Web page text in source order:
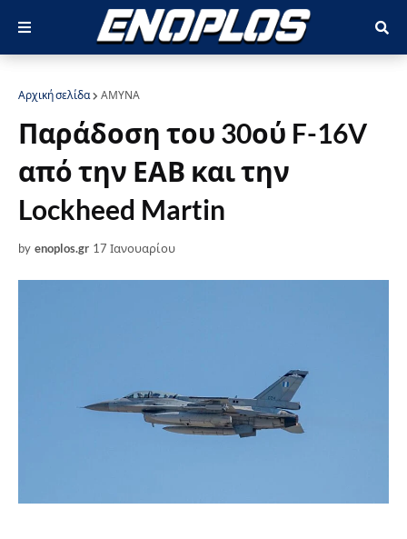
Αρχική σελίδα ΑΜΥΝΑ
Παράδοση του 30ού F-16V
από την ΕΑΒ και την
Lockheed Martin
by enoplos.gr 17 Ιανουαρίου